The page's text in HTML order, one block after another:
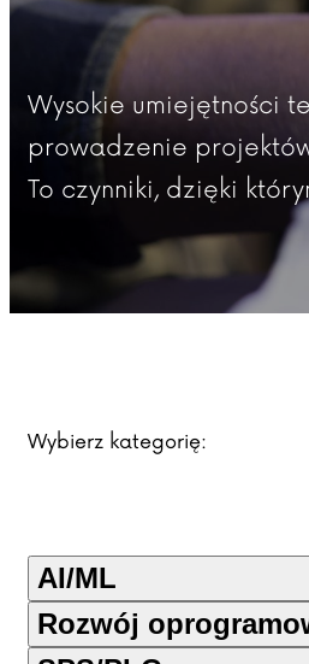
Wysokie umiejętności
prowadzenie
To czynniki, dzięki
Wybierz kategorię:
AI/ML
Rozwój